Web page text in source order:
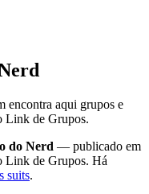
encontra aqui grupos e
Link de Grupos.
do Nerd — publicado em
Link de Grupos. Há
suits.